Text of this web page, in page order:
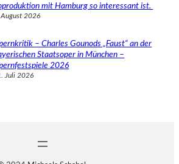
mit Hamburg so interessant ist.
August 2026
– Charles Gounods „Faust“ an der
Staatsoper in München –
2026
Juli 2026